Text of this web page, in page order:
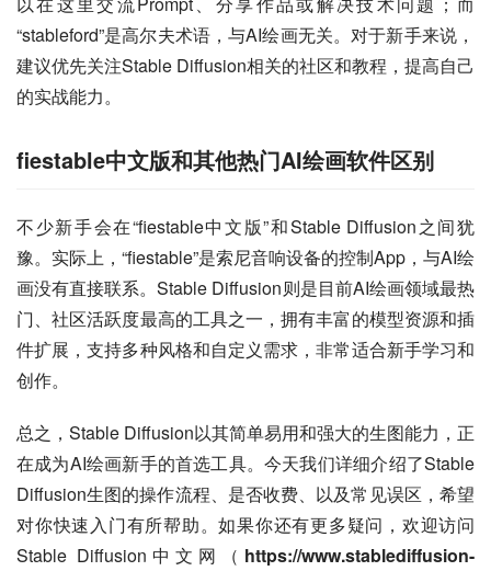
“stableford”是高尔夫术语，与AI绘画无关。对于新手来说，
建议优先关注Stable Diffusion相关的社区和教程，提高自己
的实战能力。
fiestable中文版和其他热门AI绘画软件区别
不少新手会在“fiestable中文版”和Stable Diffusion之间犹
豫。实际上，“fiestable”是索尼音响设备的控制App，与AI绘
画没有直接联系。Stable Diffusion则是目前AI绘画领域最热
门、社区活跃度最高的工具之一，拥有丰富的模型资源和插
件扩展，支持多种风格和自定义需求，非常适合新手学习和
创作。
总之，Stable Diffusion以其简单易用和强大的生图能力，正
在成为AI绘画新手的首选工具。今天我们详细介绍了Stable
Diffusion生图的操作流程、是否收费、以及常见误区，希望
对你快速入门有所帮助。如果你还有更多疑问，欢迎访问
Stable Diffusion中文网（ https://www.stablediffusion-